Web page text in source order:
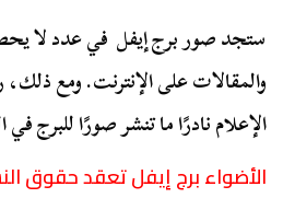
ستجد صور برج إيفل في عدد لا
والمقالات على الإنترنت. ومع
الإعلام نادرًا ما تنشر صورًا للبرج في
الأضواء برج إيفل تعقد حقوق